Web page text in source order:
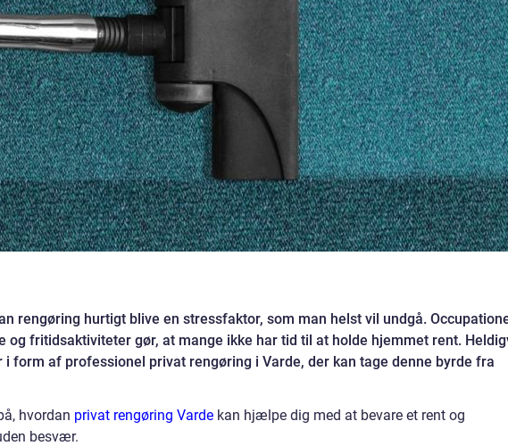
rengøring hurtigt blive en stressfaktor, som man helst vil undgå.
og fritidsaktiviteter gør, at mange ikke har tid til at holde hjemmet rent.
i form af professionel privat rengøring i Varde, der kan tage denne byrde fra
hvordan privat rengøring Varde kan hjælpe dig med at bevare et rent og
besvær.